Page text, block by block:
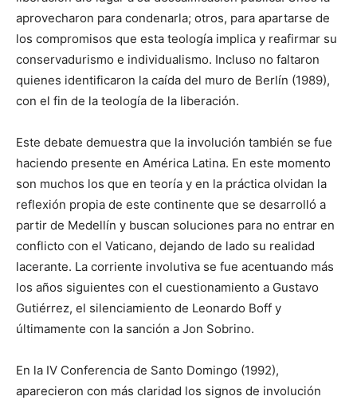
apro­vecharon para condenarla; otros, para apartarse de
los compromisos que esta teología implica y reafirmar su
conservadurismo e individualismo. Incluso no faltaron
quienes identificaron la caída del muro de Berlín (1989),
con el fin de la teología de la liberación.
Este debate demuestra que la involución también se fue
haciendo presente en América Latina. En este momento
son muchos los que en teoría y en la práctica olvidan la
reflexión propia de este continente que se desarrolló a
partir de Medellín y buscan soluciones para no entrar en
conflicto con el Vaticano, dejando de lado su realidad
lacerante. La corriente involutiva se fue acentuando más
los años siguientes con el cuestionamiento a Gustavo
Gutiérrez, el silenciamiento de Leonardo Boff y
últimamente con la sanción a Jon Sobrino.
En la IV Conferencia de Santo Domingo (1992),
aparecieron con más claridad los signos de involución